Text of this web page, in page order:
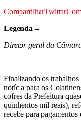
CompartilharTwittar
Legenda –
Diretor geral da
Finalizando os
notícia para os
cofres da Prefeitura
quinhentos mil reais),
recebe para